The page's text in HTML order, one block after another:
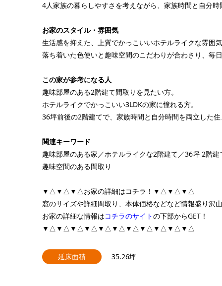
4人家族の暮らしやすさを考えながら、家族時間と自分
お家のスタイル・雰囲気
生活感を抑えた、上質でかっこいいホテルライクな雰囲
落ち着いた色使いと趣味空間のこだわりが合わさり、毎
この家が参考になる人
趣味部屋のある2階建て間取りを見たい方。
ホテルライクでかっこいい3LDKの家に憧れる方。
36坪前後の2階建てで、家族時間と自分時間を両立した
関連キーワード
趣味部屋のある家／ホテルライクな2階建て／36坪 2階
趣味空間のある間取り
▼△▼△▼△お家の詳細はコチラ！▼△▼△▼△
窓のサイズや詳細間取り、本体価格などなど情報盛り沢
お家の詳細な情報はコチラのサイトの下部からGET！
▼△▼△▼△▼△▼△▼△▼△▼△▼△▼△▼△
延床面積 35.26坪